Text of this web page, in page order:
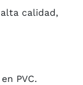
calidad,
PVC.